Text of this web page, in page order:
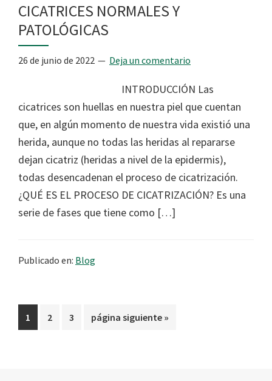
CICATRICES NORMALES Y
PATOLÓGICAS
26 de junio de 2022 Deja un comentario
INTRODUCCIÓN Las
cicatrices son huellas en nuestra piel que cuentan
que, en algún momento de nuestra vida existió una
herida, aunque no todas las heridas al repararse
dejan cicatriz (heridas a nivel de la epidermis),
todas desencadenan el proceso de cicatrización.
¿QUÉ ES EL PROCESO DE CICATRIZACIÓN? Es una
serie de fases que tiene como […]
Publicado en: Blog
Página
1 Página
2 Página
3
Ir
página siguiente »